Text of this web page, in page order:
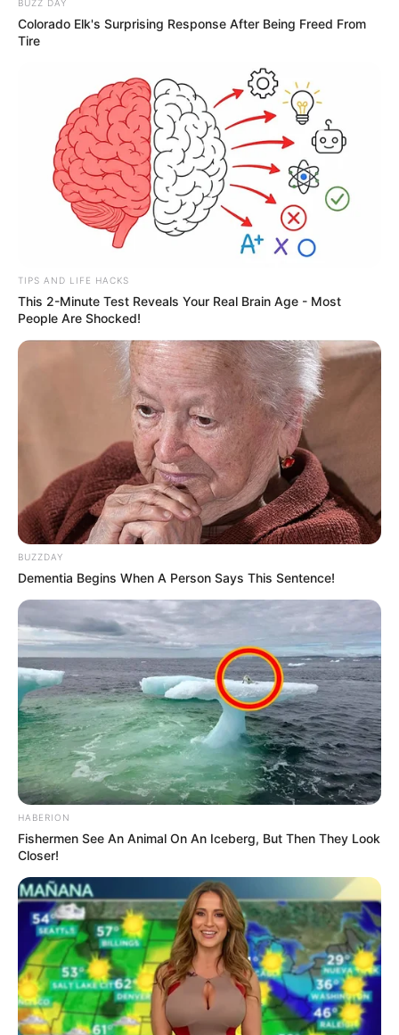
FOLLOW US ON:
Cari Cepat Info Alutsista
Search
BUZZ DAY
Colorado Elk's Surprising Response After Being Freed From
Tire
TIPS AND LIFE HACKS
This 2-Minute Test Reveals Your Real Brain Age - Most
People Are Shocked!
BUZZDAY
Dementia Begins When A Person Says This Sentence!
HABERION
Fishermen See An Animal On An Iceberg, But Then They Look
Closer!